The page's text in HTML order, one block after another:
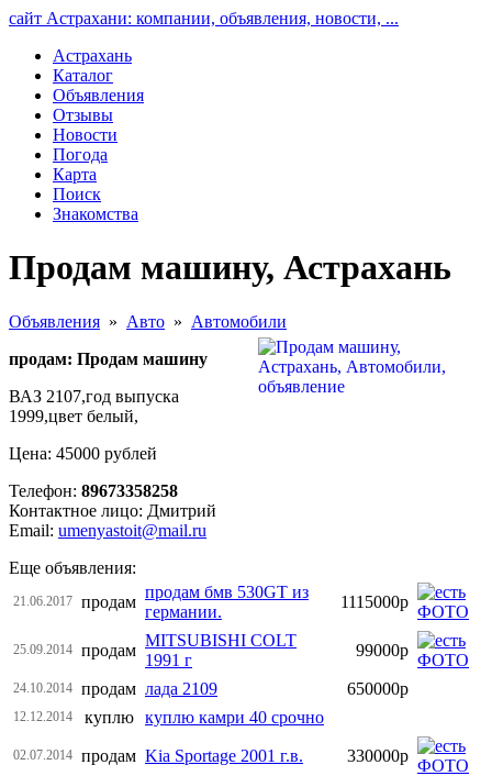
сайт Астрахани: компании, объявления, новости, ...
Астрахань
Каталог
Объявления
Отзывы
Новости
Погода
Карта
Поиск
Знакомства
Продам машину, Астрахань
Объявления » Авто » Автомобили
продам: Продам машину
ВАЗ 2107,год выпуска
1999,цвет белый,
Цена: 45000 рублей
Телефон: 89673358258
Контактное лицо: Дмитрий
Email: umenyastoit@mail.ru
Еще объявления:
21.06.2017 продам
продам бмв 530GT из
германии.
1115000р
25.09.2014 продам
MITSUBISHI COLT
1991 г
99000р
24.10.2014 продам лада 2109 650000р
12.12.2014 куплю куплю камри 40 срочно
02.07.2014 продам Kia Sportage 2001 г.в. 330000р